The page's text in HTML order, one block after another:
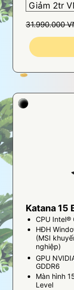
Giảm 2tr
31.990.000
Katana 15
CPU Intel®
HĐH
(MSI
nghiệp)
GPU
GDDR6
Màn hình
Level